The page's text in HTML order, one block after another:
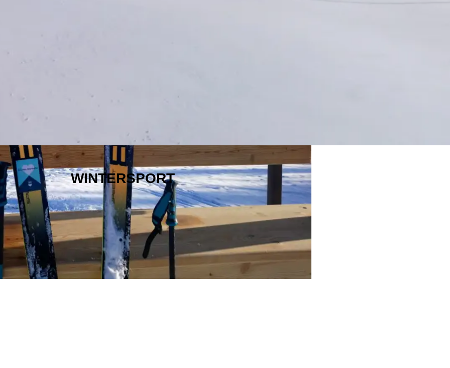
WINTERSPORT